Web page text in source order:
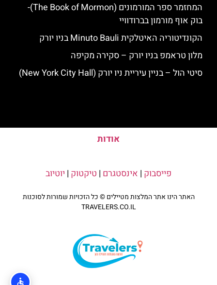
המחזמר ספר המורמונים (The Book of Mormon)-
בוק אוף מורמון בברודוויי
הקונדיטוריה האיטלקית Minuto Bauli בניו יורק
מלון טראמפ בניו יורק – סקירה מקיפה
סיטי הול – בניין עיריית ניו יורק (New York City Hall)
אודות
פייסבוק | אינסטגרם | טיקטוק | יוטיוב
האתר הינו אתר המלצות מטיילים © כל הזכויות שמורות לסוכנות
TRAVELERS.CO.IL